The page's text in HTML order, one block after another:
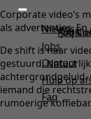
Corporate video’s
als advertenties.
De shift is naar
gestuurd.
achtergrondgeluid.
iemand die
rumoerige koffiebar.
Nieuws
Jobs
Jobs
Contact
Hulp op
Faq
Faq